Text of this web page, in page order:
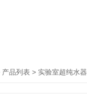
产品列表 > 实验室超纯水器